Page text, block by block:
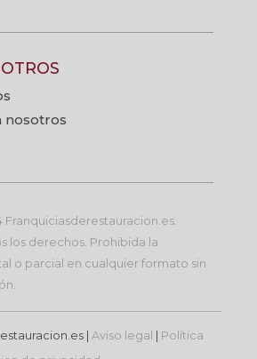
nosotros
los derechos. Prohibida la
o parcial en cualquier formato sin
| Aviso legal | Política